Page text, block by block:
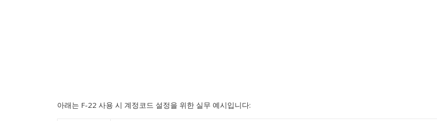
아래는 F-22 사용 시 계정코드 설정을 위한 실무 예시입니다: